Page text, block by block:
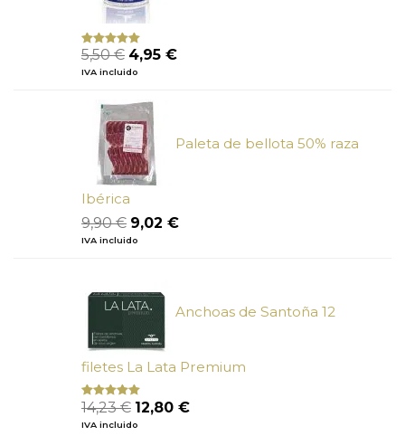
Valorado
con
de
5
5,50€ El
precio
era:
5,50 €.
4,95 €El
IVA incluido
Paleta de bellota 50% raza
Ibérica
9,90€ El
precio
9,90 €.
9,02 €El
IVA incluido
Anchoas de Santoña 12
filetes La Lata Premium
Valorado
con
de 5
14,23€ El
precio
12,80 €El
IVA incluido